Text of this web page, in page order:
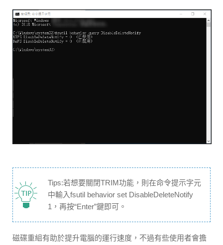
Tips:若想要關閉TRIM功能，則在命令提示字元
中輸入fsutil behavior set DisableDeleteNotify
1，再按“Enter”鍵即可。
磁碟重組有助於提升電腦的運行速度，不過有些使用者會擔